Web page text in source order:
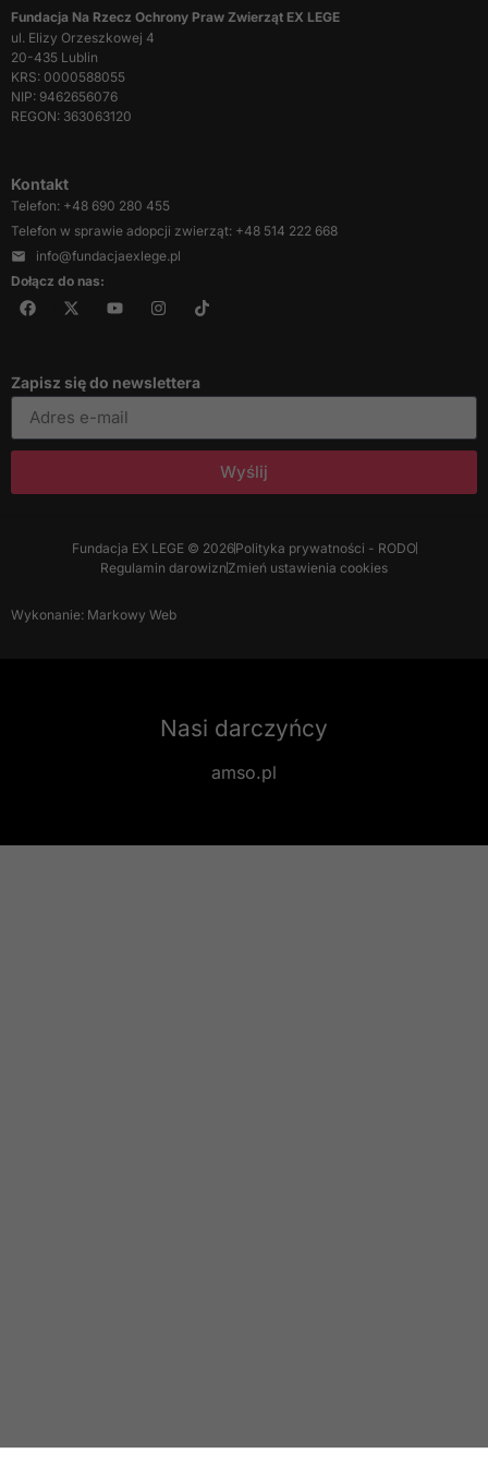
Fundacja Na Rzecz Ochrony Praw Zwierząt EX LEGE
ul. Elizy Orzeszkowej 4
20-435 Lublin
KRS: 0000588055
NIP: 9462656076
REGON: 363063120
Kontakt
Telefon: +48 690 280 455
Telefon w sprawie adopcji zwierząt: +48 514 222 668
info@fundacjaexlege.pl
Dołącz do nas:
Zapisz się do newslettera
Wyślij
Fundacja EX LEGE © 2026Polityka prywatności - RODO
Regulamin darowizn Zmień ustawienia cookies
Wykonanie: Markowy Web
podczas
Nasi darczyńcy
amso.pl